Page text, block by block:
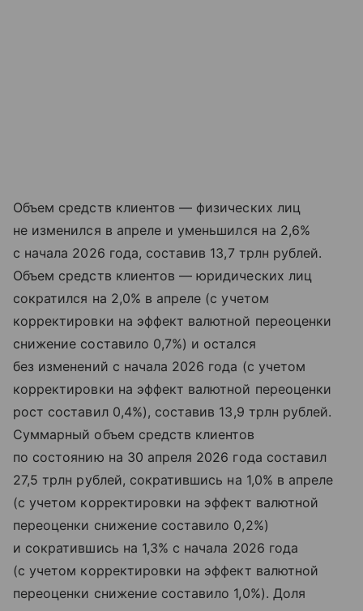
Объем средств клиентов — физических лиц
не изменился в апреле и уменьшился на 2,6%
с начала 2026 года, составив 13,7 трлн рублей.
Объем средств клиентов — юридических лиц
сократился на 2,0% в апреле (с учетом
корректировки на эффект валютной переоценки
снижение составило 0,7%) и остался
без изменений с начала 2026 года (с учетом
корректировки на эффект валютной переоценки
рост составил 0,4%), составив 13,9 трлн рублей.
Суммарный объем средств клиентов
по состоянию на 30 апреля 2026 года составил
27,5 трлн рублей, сократившись на 1,0% в апреле
(с учетом корректировки на эффект валютной
переоценки снижение составило 0,2%)
и сократившись на 1,3% с начала 2026 года
(с учетом корректировки на эффект валютной
переоценки снижение составило 1,0%). Доля